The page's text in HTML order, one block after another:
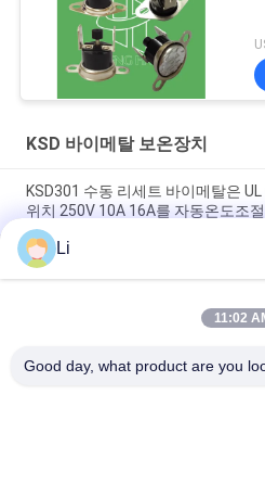
KSD 바이메탈 보온장치
KSD301 수동 리세트 바이메탈은
위치 250V 10A 16A를 자동온도조
방수 KSD301 바이메탈 온도 조절기
250V 10A 16A CQC TUV UL ROHS
황급한 활동 KSD 두금속 보온장치
Li
11:02
Good day, what product are you